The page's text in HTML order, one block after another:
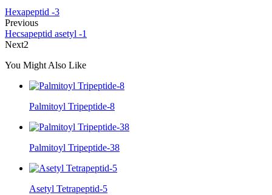
Hexapeptid -3
Previous
Hecsapeptid asetyl -1
Next2
You Might Also Like
Palmitoyl Tripeptide-8
Palmitoyl Tripeptide-38
Asetyl Tetrapeptid-5